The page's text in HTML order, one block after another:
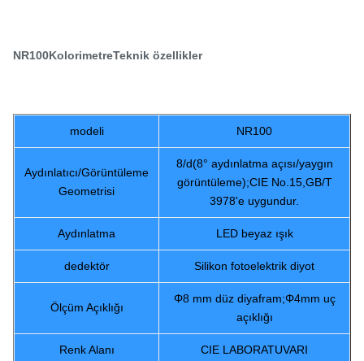
NR100KolorimetreTeknik özellikler
modeli NR100
Aydınlatıcı/Görüntüleme
Geometrisi
8/d(8° aydınlatma açısı/yaygın
görüntüleme);CIE No.15,GB/T
3978'e uygundur.
Aydınlatma LED beyaz ışık
dedektör Silikon fotoelektrik diyot
Ölçüm Açıklığı
Φ8 mm düz diyafram;Φ4mm uç
açıklığı
Renk Alanı CIE LABORATUVARI